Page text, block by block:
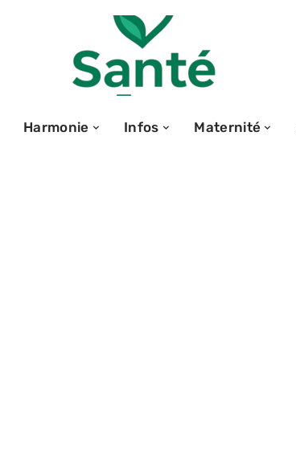
Harmonie Infos Maternité